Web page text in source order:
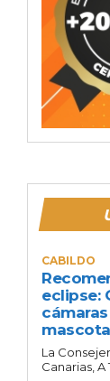
CABILDO
eclipse:
La
Canarias,